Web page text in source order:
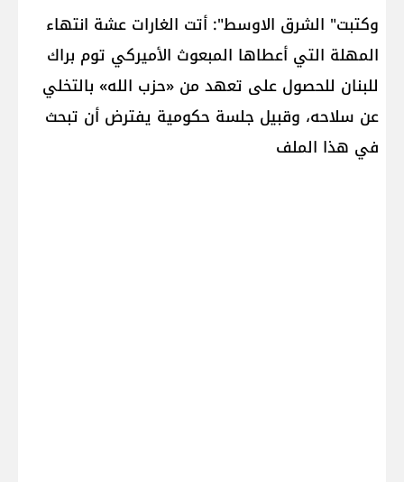
وكتبت" الشرق الاوسط": أتت الغارات عشة انتهاء
المهلة التي أعطاها المبعوث الأميركي توم براك
للبنان للحصول على تعهد من «حزب الله» بالتخلي
عن سلاحه، وقبيل جلسة حكومية يفترض أن تبحث
في هذا الملف